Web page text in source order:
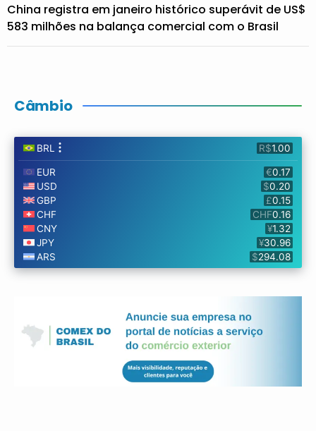
China registra em janeiro histórico superávit de US$
583 milhões na balança comercial com o Brasil
Câmbio